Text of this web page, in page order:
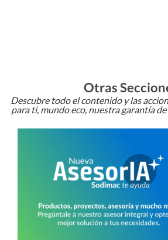
Otras
Descubre todo el contenido y las
para ti, mundo eco, nuestra garantía